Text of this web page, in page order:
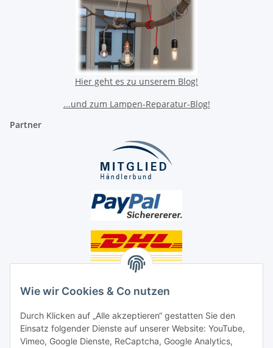
Wie wir Cookies & Co nutzen
Durch Klicken auf „Alle akzeptieren“ gestatten Sie den
Einsatz folgender Dienste auf unserer Website: YouTube,
Vimeo, Google Dienste, ReCaptcha, Google Analytics,
Hier geht es zu unserem Blog!
...und zum Lampen-Reparatur-Blog!
Partner
Social Media
Unsere Dienstleistungen